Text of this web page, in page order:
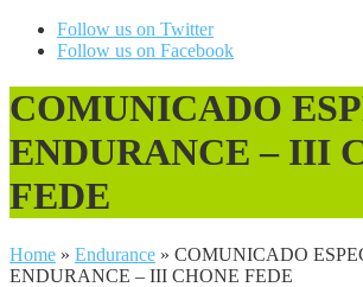
Follow us on Twitter
Follow us on Facebook
COMUNICADO
ENDURANCE – III
FEDE
Home » Endurance » COMUNICADO
ENDURANCE – III CHONE FEDE